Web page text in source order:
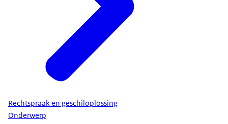
Rechtspraak en geschiloplossing
Onderwerp